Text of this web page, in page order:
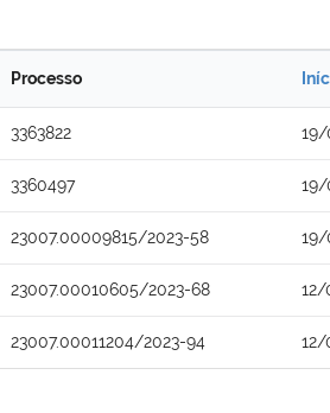
Processo
3363822 19/
3360497 19/
23007.00009815/2023-58 19/
23007.00010605/2023-68 12/
23007.00011204/2023-94 12/